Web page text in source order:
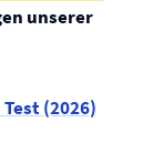
unserer
(2026)